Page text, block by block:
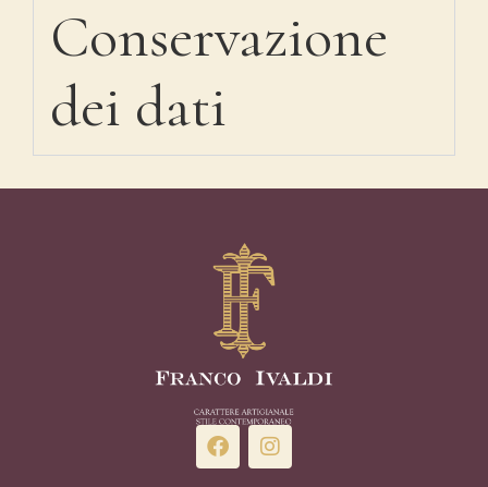
Conservazione
dei dati